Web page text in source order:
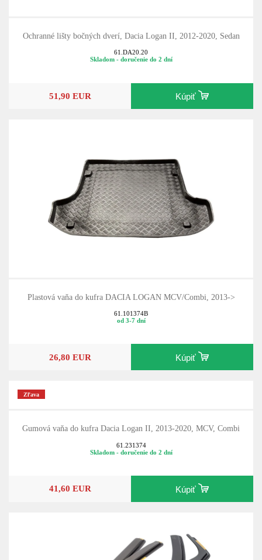
Ochranné lišty bočných dverí, Dacia Logan II, 2012-2020, Sedan
61.DA20.20
Skladom - doručenie do 2 dní
51,90 EUR Kúpiť
Plastová vaňa do kufra DACIA LOGAN MCV/Combi, 2013->
61.101374B
od 3-7 dní
26,80 EUR Kúpiť
Zľava
Gumová vaňa do kufra Dacia Logan II, 2013-2020, MCV, Combi
61.231374
Skladom - doručenie do 2 dní
41,60 EUR Kúpiť